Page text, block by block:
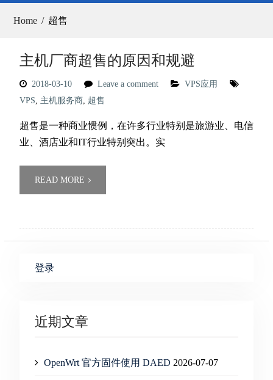
Home 超售
主机厂商超售的原因和规避
2018-03-10 Leave a comment
VPS应用
VPS, 主机服务商, 超售
超售是一种商业惯例，在许多行业特别是旅游业、电信
业、酒店业和IT行业特别突出。实
READ MORE
登录
近期文章
OpenWrt 官方固件使用 DAED 2026-07-07